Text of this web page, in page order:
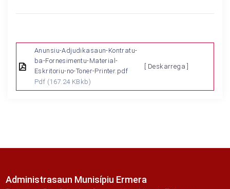
Anunsiu-Adjudikasaun-Kontratu-
ba-Fornesimentu-Material-
Eskritoriu-no-Toner-Printer.pdf
Pdf (167.24 KBkb)
[ Deskarrega ]
Administrasaun Munisípiu Ermera